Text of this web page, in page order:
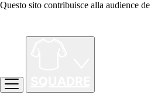
Questo sito contribuisce alla audience de